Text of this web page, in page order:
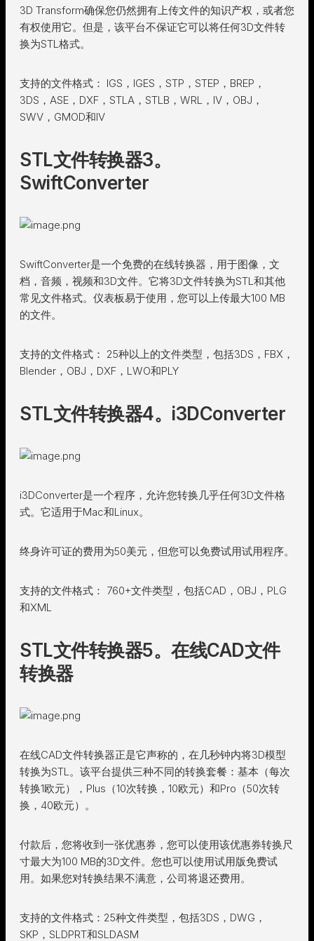
3D Transform确保您仍然拥有上传文件的知识产权，或者您
有权使用它。但是，该平台不保证它可以将任何3D文件转
换为STL格式。
支持的文件格式： IGS，IGES，STP，STEP，BREP，
3DS，ASE，DXF，STLA，STLB，WRL，IV，OBJ，
SWV，GMOD和IV
STL文件转换器3。
SwiftConverter
SwiftConverter是一个免费的在线转换器，用于图像，文
档，音频，视频和3D文件。它将3D文件转换为STL和其他
常见文件格式。仪表板易于使用，您可以上传最大100 MB
的文件。
支持的文件格式： 25种以上的文件类型，包括3DS，FBX，
Blender，OBJ，DXF，LWO和PLY
STL文件转换器4。i3DConverter
i3DConverter是一个程序，允许您转换几乎任何3D文件格
式。它适用于Mac和Linux。
终身许可证的费用为50美元，但您可以免费试用试用程序。
支持的文件格式： 760+文件类型，包括CAD，OBJ，PLG
和XML
STL文件转换器5。在线CAD文件
转换器
在线CAD文件转换器正是它声称的，在几秒钟内将3D模型
转换为STL。该平台提供三种不同的转换套餐：基本（每次
转换1欧元），Plus（10次转换，10欧元）和Pro（50次转
换，40欧元）。
付款后，您将收到一张优惠券，您可以使用该优惠券转换尺
寸最大为100 MB的3D文件。您也可以使用试用版免费试
用。如果您对转换结果不满意，公司将退还费用。
支持的文件格式：25种文件类型，包括3DS，DWG，
SKP，SLDPRT和SLDASM